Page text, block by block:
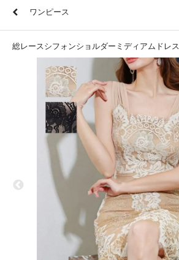
ワンピース
総レースシフォンショルダーミディアムドレス